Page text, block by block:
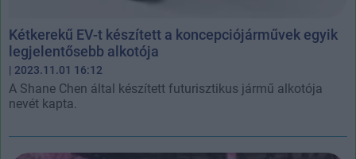
Kétkerekű EV-t készített a koncepciójárművek egyik
legjelentősebb alkotója
| 2023.11.01 16:12
A Shane Chen által készített futurisztikus jármű alkotója
nevét kapta.